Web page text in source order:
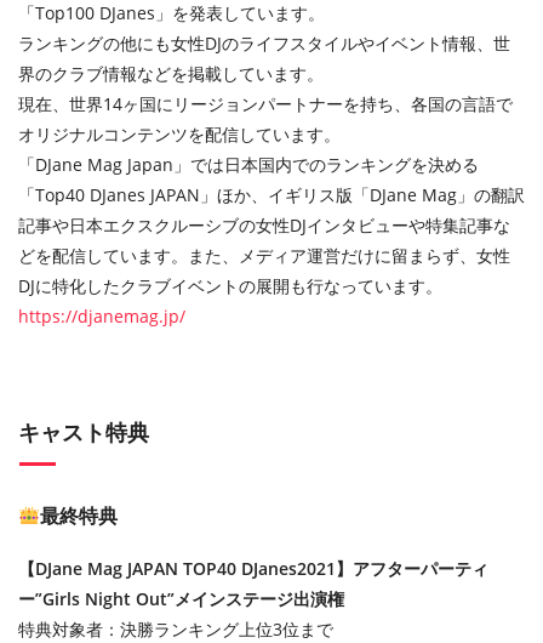
「Top100 DJanes」を発表しています。
ランキングの他にも女性DJのライフスタイルやイベント情報、世
界のクラブ情報などを掲載しています。
現在、世界14ヶ国にリージョンパートナーを持ち、各国の言語で
オリジナルコンテンツを配信しています。
「DJane Mag Japan」では日本国内でのランキングを決める
「Top40 DJanes JAPAN」ほか、イギリス版「DJane Mag」の翻訳
記事や日本エクスクルーシブの女性DJインタビューや特集記事な
どを配信しています。また、メディア運営だけに留まらず、女性
DJに特化したクラブイベントの展開も行なっています。
https://djanemag.jp/
キャスト特典
最終特典
【DJane Mag JAPAN TOP40 DJanes2021】アフターパーティ
ー”Girls Night Out”メインステージ出演権
特典対象者：決勝ランキング上位3位まで